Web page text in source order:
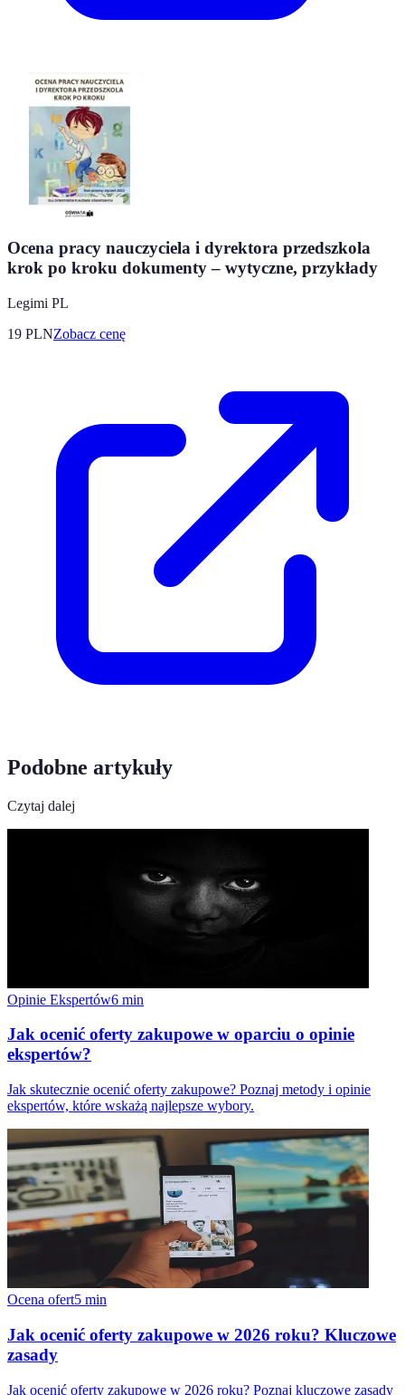
Ocena pracy nauczyciela i dyrektora przedszkola
krok po kroku dokumenty – wytyczne, przykłady
Legimi PL
19 PLNZobacz cenę
Podobne artykuły
Czytaj dalej
Opinie Ekspertów6 min
Jak ocenić oferty zakupowe w oparciu o opinie
ekspertów?
Jak skutecznie ocenić oferty zakupowe? Poznaj metody i opinie
ekspertów, które wskażą najlepsze wybory.
Ocena ofert5 min
Jak ocenić oferty zakupowe w 2026 roku? Kluczowe
zasady
Jak ocenić oferty zakupowe w 2026 roku? Poznaj kluczowe zasady